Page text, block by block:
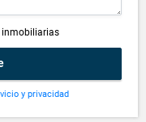
inmobiliarias
y privacidad